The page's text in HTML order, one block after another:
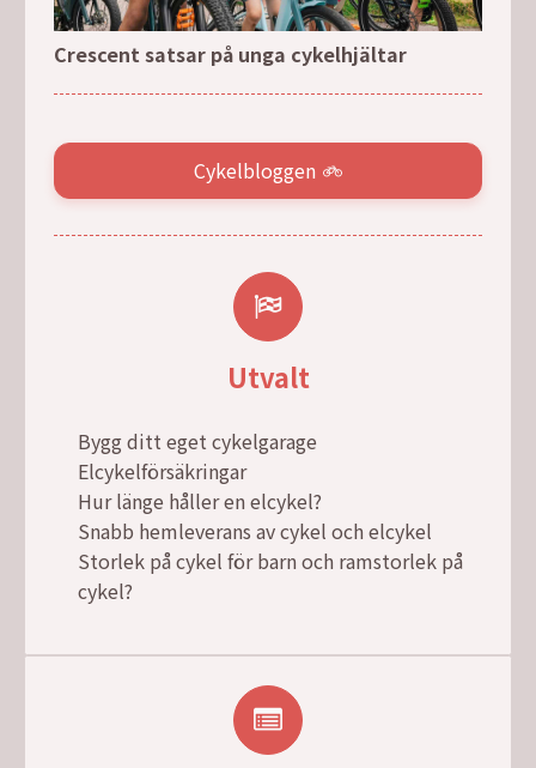
Crescent satsar på unga cykelhjältar
Cykelbloggen
Utvalt
Bygg ditt eget cykelgarage
Elcykelförsäkringar
Hur länge håller en elcykel?
Snabb hemleverans av cykel och elcykel
Storlek på cykel för barn och ramstorlek på
cykel?